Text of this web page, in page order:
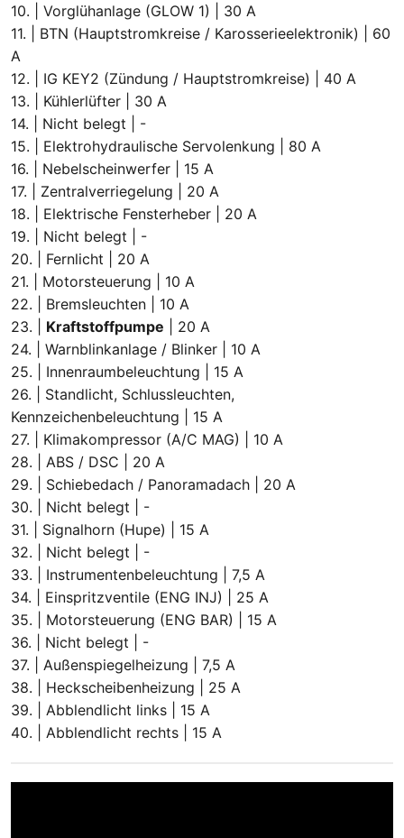
10. | Vorglühanlage (GLOW 1) | 30 A
11. | BTN (Hauptstromkreise / Karosserieelektronik) | 60
A
12. | IG KEY2 (Zündung / Hauptstromkreise) | 40 A
13. | Kühlerlüfter | 30 A
14. | Nicht belegt | -
15. | Elektrohydraulische Servolenkung | 80 A
16. | Nebelscheinwerfer | 15 A
17. | Zentralverriegelung | 20 A
18. | Elektrische Fensterheber | 20 A
19. | Nicht belegt | -
20. | Fernlicht | 20 A
21. | Motorsteuerung | 10 A
22. | Bremsleuchten | 10 A
23. | Kraftstoffpumpe | 20 A
24. | Warnblinkanlage / Blinker | 10 A
25. | Innenraumbeleuchtung | 15 A
26. | Standlicht, Schlussleuchten,
Kennzeichenbeleuchtung | 15 A
27. | Klimakompressor (A/C MAG) | 10 A
28. | ABS / DSC | 20 A
29. | Schiebedach / Panoramadach | 20 A
30. | Nicht belegt | -
31. | Signalhorn (Hupe) | 15 A
32. | Nicht belegt | -
33. | Instrumentenbeleuchtung | 7,5 A
34. | Einspritzventile (ENG INJ) | 25 A
35. | Motorsteuerung (ENG BAR) | 15 A
36. | Nicht belegt | -
37. | Außenspiegelheizung | 7,5 A
38. | Heckscheibenheizung | 25 A
39. | Abblendlicht links | 15 A
40. | Abblendlicht rechts | 15 A